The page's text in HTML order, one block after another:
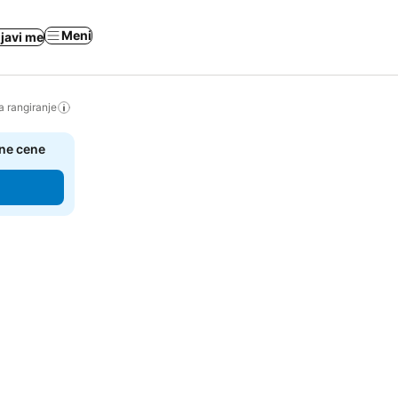
me Meni
rangiranje
cene